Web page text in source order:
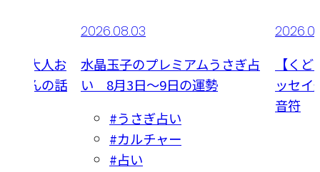
の大人お
さんの話
2026.08.03
水晶玉子のプレミアムうさぎ占
い 8月3日～9日の運勢
#うさぎ占い
#カルチャー
#占い
【く
ッセイ
音符